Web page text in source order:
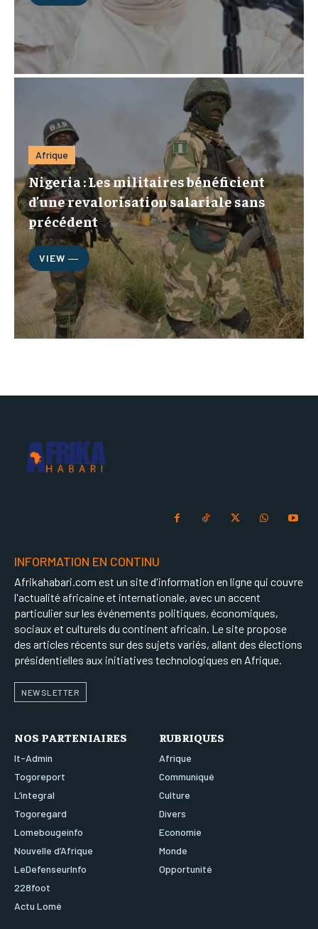
Afrique
Nigeria : Les militaires bénéficient
d’une revalorisation salariale sans
précédent
VIEW ―
INFORMATION EN CONTINU
Afrikahabari.com est un site d'information en ligne qui couvre
l'actualité africaine et internationale, avec un accent
particulier sur les événements politiques, économiques,
sociaux et culturels du continent africain. Le site propose
des articles récents sur des sujets variés, allant des élections
présidentielles aux initiatives technologiques en Afrique.
NEWSLETTER
NOS PARTENIAIRES
It-Admin
Togoreport
L’integral
Togoregard
Lomebougeinfo
Nouvelle d’Afrique
LeDefenseurInfo
228foot
Actu Lomé
RUBRIQUES
Afrique
Communiqué
Culture
Divers
Economie
Monde
Opportunité